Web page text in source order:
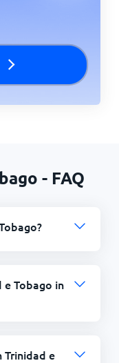
- FAQ
Tobago in
Trinidad e